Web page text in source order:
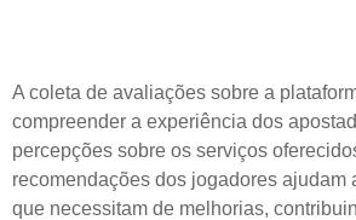
A coleta de avaliações sobre a
compreender a experiência dos
percepções sobre os serviços
recomendações dos jogadores ajudam
que necessitam de melhorias,